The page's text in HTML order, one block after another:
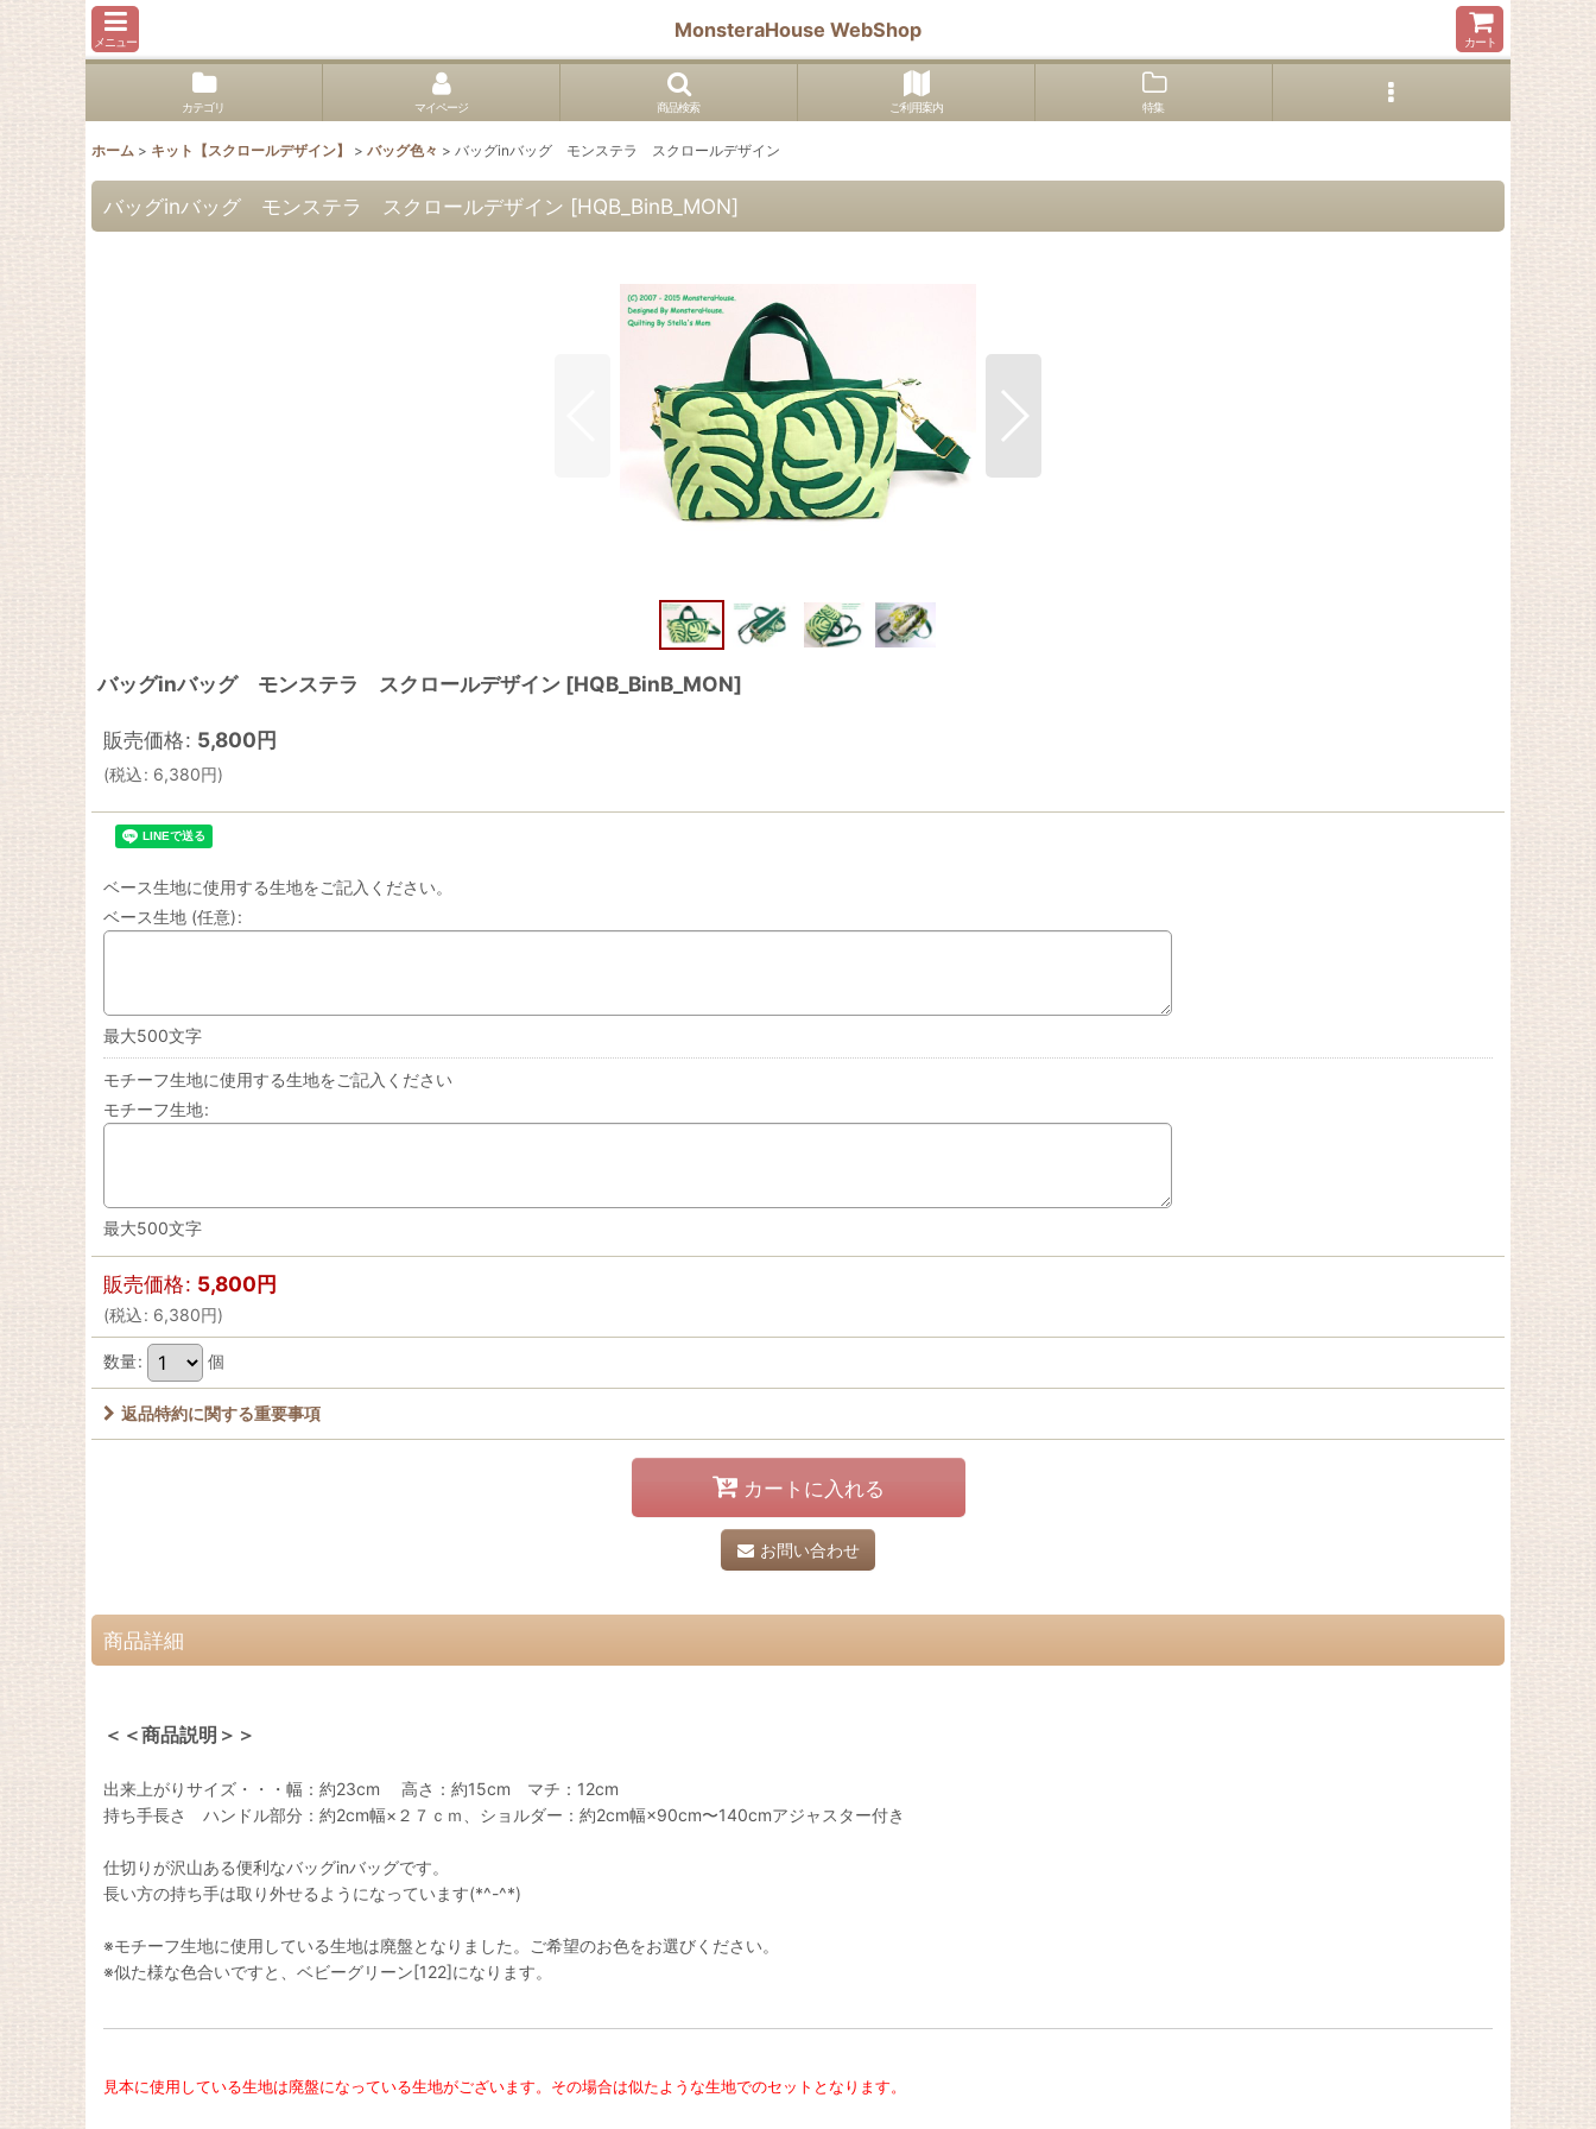
メニュー
MonsteraHouse WebShop
カート
カテゴリ マイページ 商品検索 ご利用案内 特集
ホーム > キット【スクロールデザイン】 > バッグ色々 > バッグinバッグ モンステラ スクロールデザイン
バッグinバッグ モンステラ スクロールデザイン [HQB_BinB_MON]
バッグinバッグ モンステラ スクロールデザイン [HQB_BinB_MON]
販売価格: 5,800円
(税込: 6,380円)
ベース生地に使用する生地をご記入ください。
ベース生地 (任意):
最大500文字
モチーフ生地に使用する生地をご記入ください
モチーフ生地:
最大500文字
販売価格: 5,800円
(税込: 6,380円)
数量: 個
返品特約に関する重要事項
カートに入れる
お問い合わせ
商品詳細
＜＜商品説明＞＞
出来上がりサイズ・・・幅：約23cm 高さ：約15cm マチ：12cm
持ち手長さ ハンドル部分：約2cm幅×２７ｃｍ、ショルダー：約2cm幅×90cm〜140cmアジャスター付き
仕切りが沢山ある便利なバッグinバッグです。
長い方の持ち手は取り外せるようになっています(*^-^*)
※モチーフ生地に使用している生地は廃盤となりました。ご希望のお色をお選びください。
※似た様な色合いですと、ベビーグリーン[122]になります。
見本に使用している生地は廃盤になっている生地がございます。その場合は似たような生地でのセットとなります。